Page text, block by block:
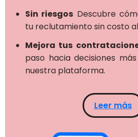
Sin riesgos Descubre
tu reclutamiento sin costo
Mejora tus
paso hacia decisiones
nuestra plataforma.
Leer más